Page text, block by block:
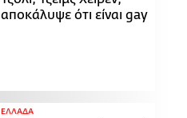
αποκάλυψε ότι είναι gay
ΕΛΛΑΔΑ